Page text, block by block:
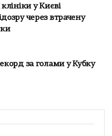
у Києві
через втрачену
за голами у Кубку